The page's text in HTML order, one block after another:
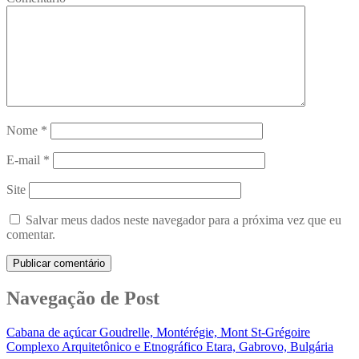
Nome *
E-mail *
Site
Salvar meus dados neste navegador para a próxima vez que eu
comentar.
Navegação de Post
Cabana de açúcar Goudrelle, Montérégie, Mont St-Grégoire
Complexo Arquitetônico e Etnográfico Etara, Gabrovo, Bulgária